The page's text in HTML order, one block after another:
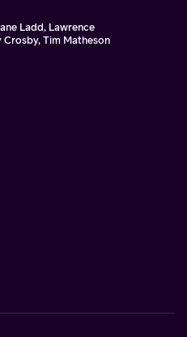
Ladd, Lawrence
Crosby, Tim Matheson